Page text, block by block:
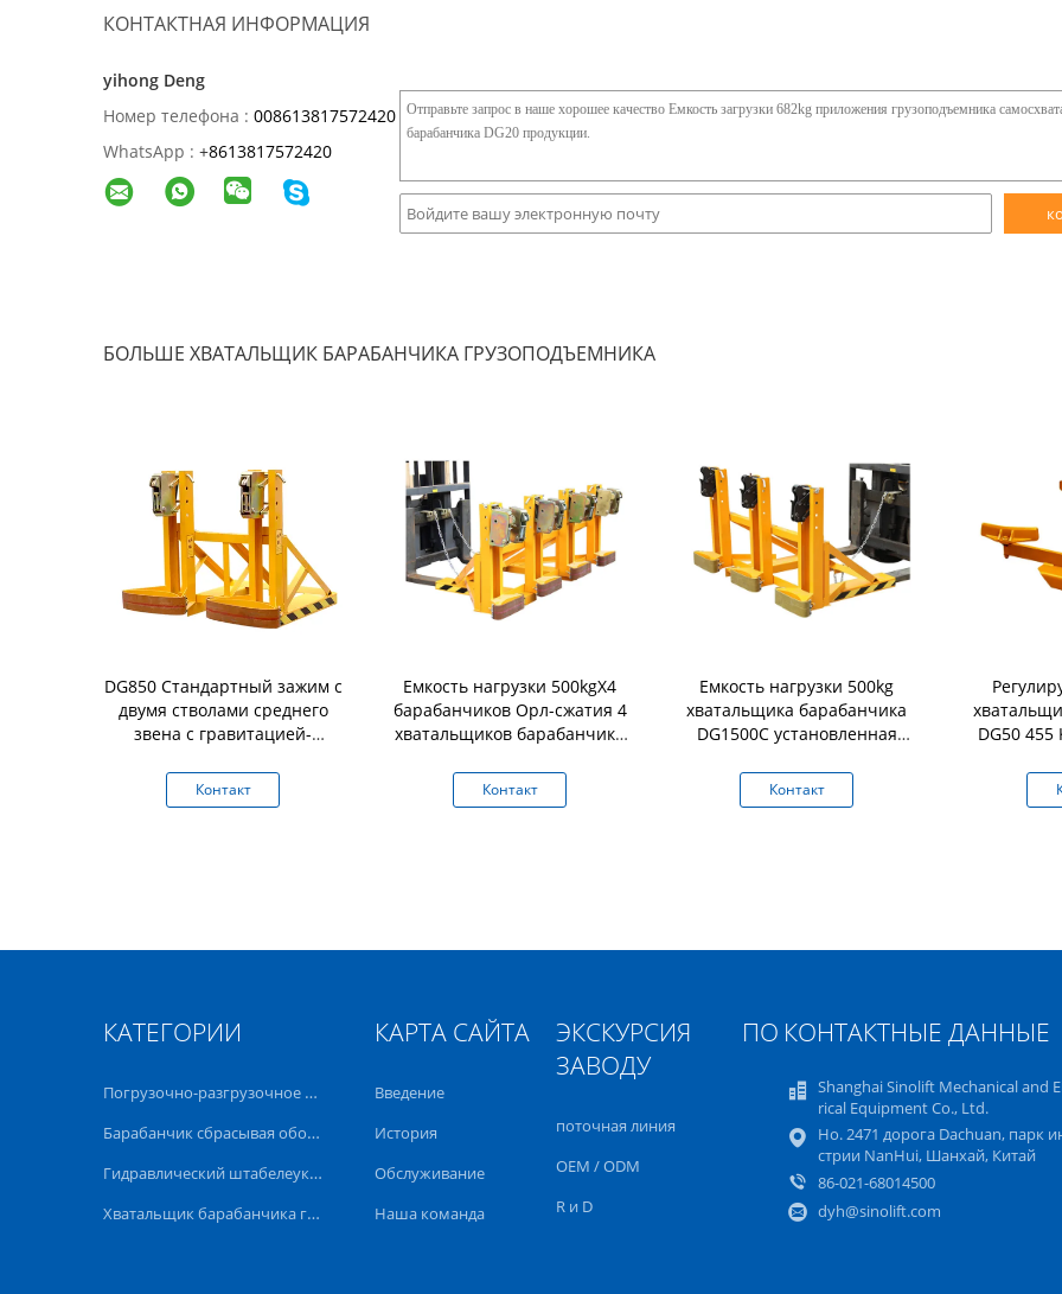
КОНТАКТНАЯ ИНФОРМАЦИЯ
yihong Deng
Номер телефона : 008613817572420
WhatsApp : +8613817572420
БОЛЬШЕ ХВАТАЛЬЩИК БАРАБАНЧИКА ГРУЗОПОДЪЕМНИКА
DG850 Стандартный зажим с
двумя стволами среднего
звена с гравитацией-
Контакт
Емкость нагрузки 500kgX4
барабанчиков Орл-сжатия 4
хватальщиков барабанчика
установленная
грузоподъемником двойная
Контакт
Емкость нагрузки 500kg
хватальщика барабанчика
DG1500C установленная
Контакт
DG50 455
КАТЕГОРИИ
Погрузочно-разгрузочное оборудование барабанчика
Барабанчик сбрасывая оборудование
Гидравлический штабелеукладчик барабанчика
Хватальщик барабанчика грузоподъемника
КАРТА САЙТА
Введение
История
Обслуживание
Наша команда
ЭКСКУРСИЯ ПО
ЗАВОДУ
поточная линия
OEM / ODM
R и D
КОНТАКТНЫЕ ДАННЫЕ
Shanghai Sinolift Mechanical and
rical Equipment Co., Ltd.
Но. 2471 дорога Dachuan, парк
стрии NanHui, Шанхай, Китай
86-021-68014500
dyh@sinolift.com